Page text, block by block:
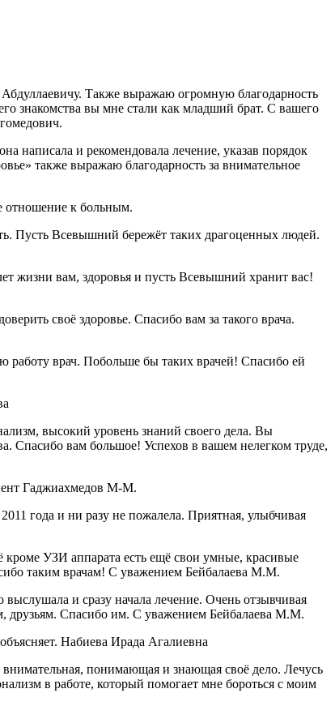
Также выражаю огромную благодарность
знакомства вы мне стали как младший брат. С вашего
написала и рекомендовала лечение, указав порядок
также выражаю благодарность за внимательное
отношение к больным.
Пусть Всевышний бережёт таких драгоценных людей.
жизни вам, здоровья и пусть Всевышний хранит вас!
своё здоровье. Спасибо вам за такого врача.
врач. Побольше бы таких врачей! Спасибо ей
высокий уровень знаний своего дела. Вы
Спасибо вам большое! Успехов в вашем нелегком труде,
Гаджиахмедов М-М.
года и ни разу не пожалела. Приятная, улыбчивая
УЗИ аппарата есть ещё свои умные, красивые
таким врачам! С уважением Бейбалаева М.М.
и сразу начала лечение. Очень отзывчивая
друзьям. Спасибо им. С уважением Бейбалаева М.М.
Набиева Ирада Агалиевна
понимающая и знающая своё дело. Лечусь
в работе, который помогает мне бороться с моим